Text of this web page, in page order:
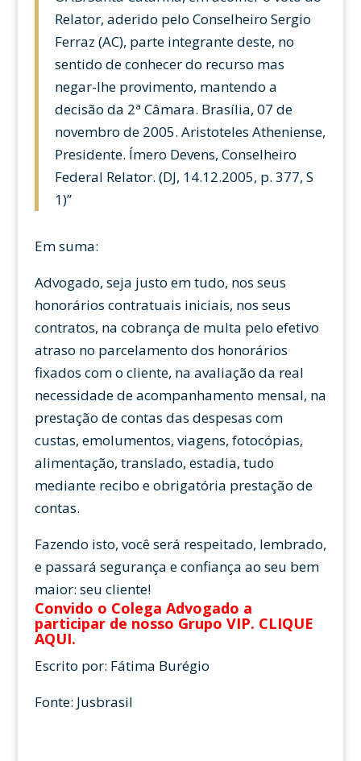
Relator, aderido pelo Conselheiro Sergio
Ferraz (AC), parte integrante deste, no
sentido de conhecer do recurso mas
negar-lhe provimento, mantendo a
decisão da 2ª Câmara. Brasília, 07 de
novembro de 2005. Aristoteles Atheniense,
Presidente. Ímero Devens, Conselheiro
Federal Relator. (DJ, 14.12.2005, p. 377, S
1)”
Em suma:
Advogado, seja justo em tudo, nos seus
honorários contratuais iniciais, nos seus
contratos, na cobrança de multa pelo efetivo
atraso no parcelamento dos honorários
fixados com o cliente, na avaliação da real
necessidade de acompanhamento mensal, na
prestação de contas das despesas com
custas, emolumentos, viagens, fotocópias,
alimentação, translado, estadia, tudo
mediante recibo e obrigatória prestação de
contas.
Fazendo isto, você será respeitado, lembrado,
e passará segurança e confiança ao seu bem
maior: seu cliente!
Convido o Colega Advogado a
participar de nosso Grupo VIP. CLIQUE
AQUI.
Escrito por: Fátima Burégio
Fonte: Jusbrasil